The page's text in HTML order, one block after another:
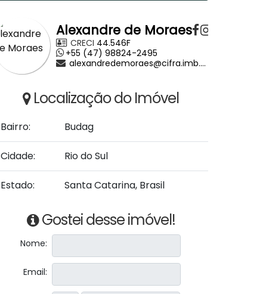
Alexandre de Moraes
CRECI 44.546F
+55 (47) 98824-2495
alexandredemoraes@cifra.imb.br
Localização do Imóvel
Bairro: Budag
Cidade: Rio do Sul
Estado: Santa Catarina, Brasil
Gostei desse imóvel!
Nome:
Email: